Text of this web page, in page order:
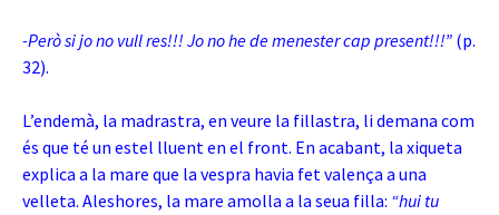
-Però si jo no vull res!!! Jo no he de menester cap present!!!” (p.
32).
L’endemà, la madrastra, en veure la fillastra, li demana com
és que té un estel lluent en el front. En acabant, la xiqueta
explica a la mare que la vespra havia fet valença a una
velleta. Aleshores, la mare amolla a la seua filla: “hui tu